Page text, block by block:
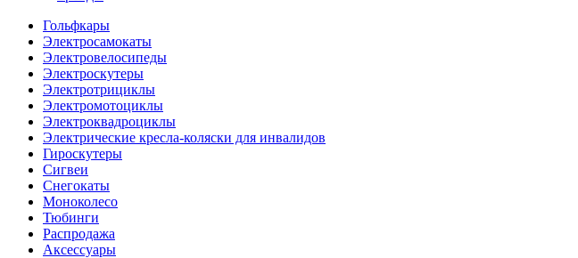
Гольфкары
Электросамокаты
Электровелосипеды
Электроскутеры
Электротрициклы
Электромотоциклы
Электроквадроциклы
Электрические кресла-коляски для инвалидов
Гироскутеры
Сигвеи
Снегокаты
Моноколесо
Тюбинги
Распродажа
Аксессуары